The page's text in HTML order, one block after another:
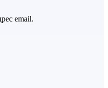
email.